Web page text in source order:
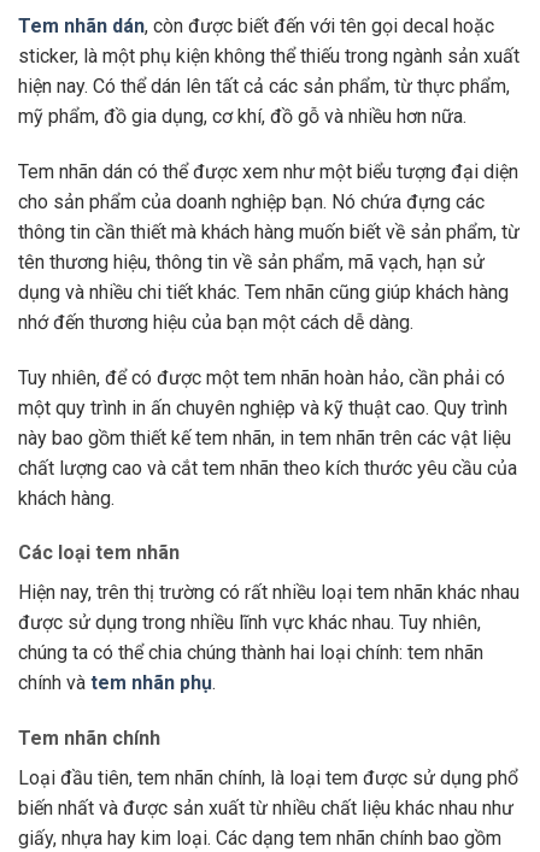
Tem nhãn dán, còn được biết đến với tên gọi decal hoặc
sticker, là một phụ kiện không thể thiếu trong ngành sản xuất
hiện nay. Có thể dán lên tất cả các sản phẩm, từ thực phẩm,
mỹ phẩm, đồ gia dụng, cơ khí, đồ gỗ và nhiều hơn nữa.
Tem nhãn dán có thể được xem như một biểu tượng đại diện
cho sản phẩm của doanh nghiệp bạn. Nó chứa đựng các
thông tin cần thiết mà khách hàng muốn biết về sản phẩm, từ
tên thương hiệu, thông tin về sản phẩm, mã vạch, hạn sử
dụng và nhiều chi tiết khác. Tem nhãn cũng giúp khách hàng
nhớ đến thương hiệu của bạn một cách dễ dàng.
Tuy nhiên, để có được một tem nhãn hoàn hảo, cần phải có
một quy trình in ấn chuyên nghiệp và kỹ thuật cao. Quy trình
này bao gồm thiết kế tem nhãn, in tem nhãn trên các vật liệu
chất lượng cao và cắt tem nhãn theo kích thước yêu cầu của
khách hàng.
Các loại tem nhãn
Hiện nay, trên thị trường có rất nhiều loại tem nhãn khác nhau
được sử dụng trong nhiều lĩnh vực khác nhau. Tuy nhiên,
chúng ta có thể chia chúng thành hai loại chính: tem nhãn
chính và tem nhãn phụ.
Tem nhãn chính
Loại đầu tiên, tem nhãn chính, là loại tem được sử dụng phổ
biến nhất và được sản xuất từ nhiều chất liệu khác nhau như
giấy, nhựa hay kim loại. Các dạng tem nhãn chính bao gồm